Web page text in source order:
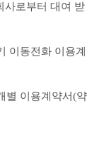
사로부터 대여 받
이동전화 이용계
별 이용계약서(약